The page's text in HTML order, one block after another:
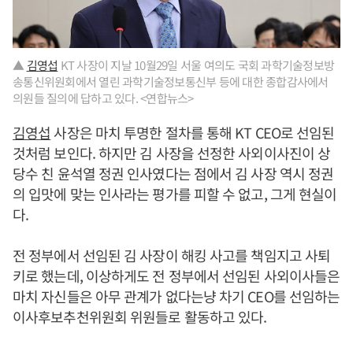
▲ 김영섭 KT 사장이 지날 10월29일 서울 여의도 국회 과학기술정보방
송통신위원회에서 열린 과학기술정보통신부 등에 대한 종합감사에서
의원들 질의에 답하고 있다. <연합뉴스>
김영섭 사장은 마치 투명한 절차를 통해 KT CEO로 선임된
것처럼 보인다. 하지만 김 사장을 선정한 사외이사진이 상
당수 친 윤석열 정권 인사였다는 점에서 김 사장 역시 정권
의 입맛에 맞는 인사라는 평가를 피할 수 없고, 그게 현실이
다.
전 정부에서 선임된 김 사장이 해킹 사고를 책임지고 사퇴
키로 했는데, 이상하게도 전 정부에서 선임된 사외이사들은
마치 자신들은 아무 관계가 없다는냥 차기 CEO를 선임하는
이사후보추천위원회 위원들로 활동하고 있다.